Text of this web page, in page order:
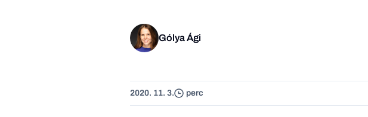
Gólya Ági
2020. 11. 3. perc